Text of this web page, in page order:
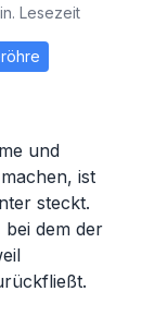
Lesezeit
und
ist
steckt.
bei dem der